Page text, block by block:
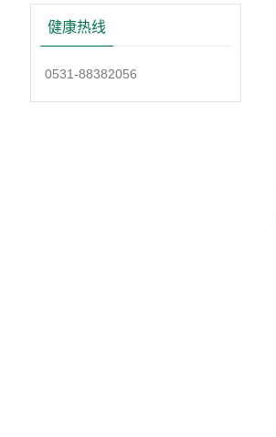
健康热线
0531-88382056